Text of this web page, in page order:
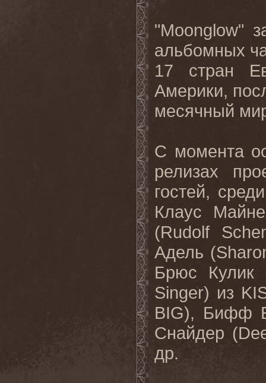
"Moonglow"
альбомных
17 стран
Америки,
месячный
С момента
релизах
гостей,
Клаус
(Rudolf
Адель
Брюс Кулик
Singer) из
BIG), Бифф
Снайдер
др.